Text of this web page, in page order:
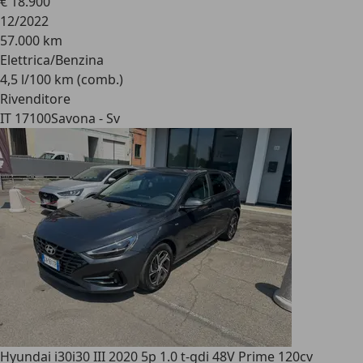
12/2022
57.000 km
Elettrica/Benzina
4,5 l/100 km (comb.)
Rivenditore
IT 17100Savona - Sv
Hyundai i30i30 III 2020 5p 1.0 t-gdi 48V Prime 120cv